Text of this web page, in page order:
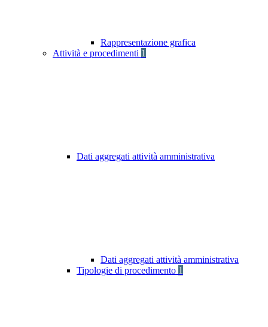
Rappresentazione grafica
Attività e procedimenti 1
Dati aggregati attività amministrativa
Dati aggregati attività amministrativa
Tipologie di procedimento 1